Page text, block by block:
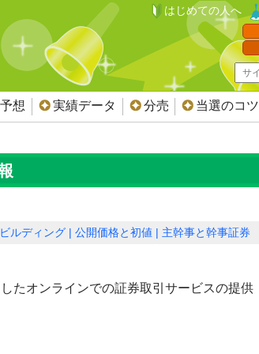
はじめての人へ
想 実績データ 分売 当選のコツ
ルディング 公開価格と初値 主幹事と幹事証券
たオンラインでの証券取引サービスの提供